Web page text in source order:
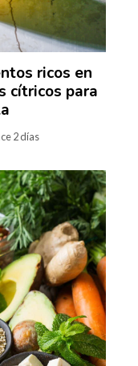
ricos en
cítricos para
2 días